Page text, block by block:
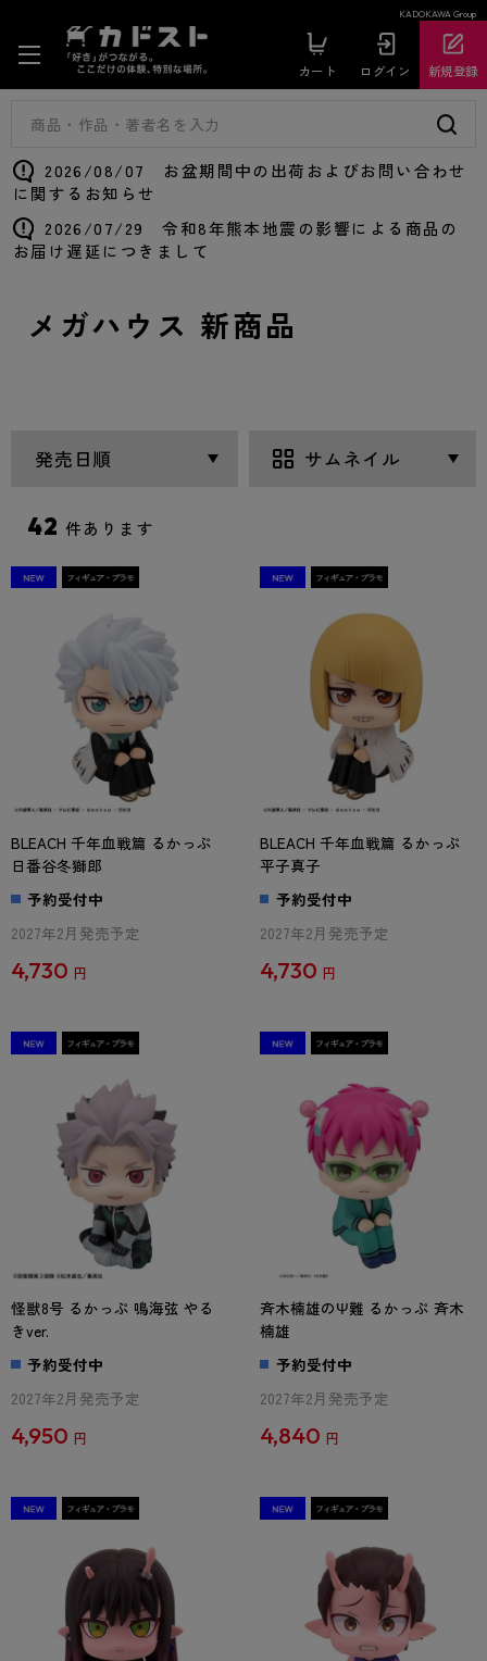
KADOKAWA Group
カート ログイン 新規登録
2026/08/07 お盆期間中の出荷およびお問い合わせ
に関するお知らせ
2026/07/29 令和8年熊本地震の影響による商品の
お届け遅延につきまして
メガハウス 新商品
42 件あります
BLEACH 千年血戦篇 るかっぷ
日番谷冬獅郎
予約受付中
2027年2月発売予定
4,730 円
BLEACH 千年血戦篇 るかっぷ
平子真子
予約受付中
2027年2月発売予定
4,730 円
怪獣8号 るかっぷ 鳴海弦 やる
きver.
予約受付中
2027年2月発売予定
4,950 円
斉木楠雄のΨ難 るかっぷ 斉木
楠雄
予約受付中
2027年2月発売予定
4,840 円